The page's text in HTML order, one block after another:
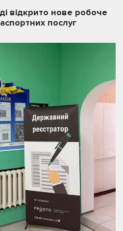
відкрито нове робоче
послуг